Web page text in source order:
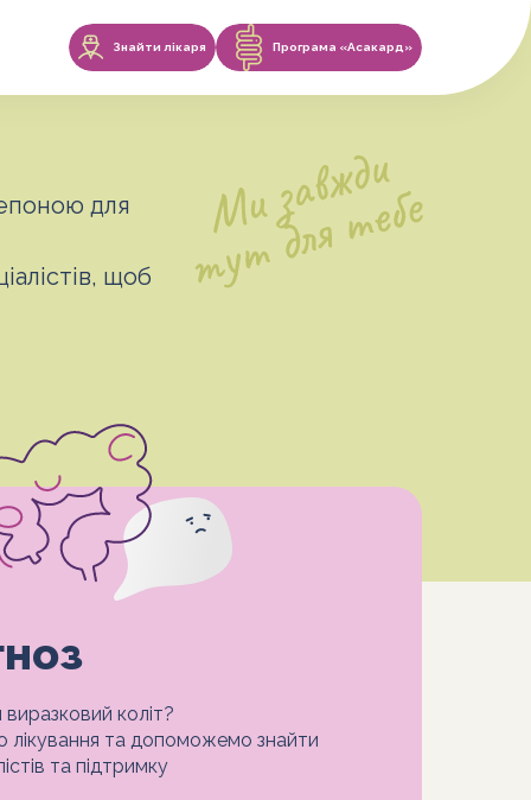
Знайти лікаря Програма «Асакард»
для
щоб
коліт?
та допоможемо знайти
та підтримку